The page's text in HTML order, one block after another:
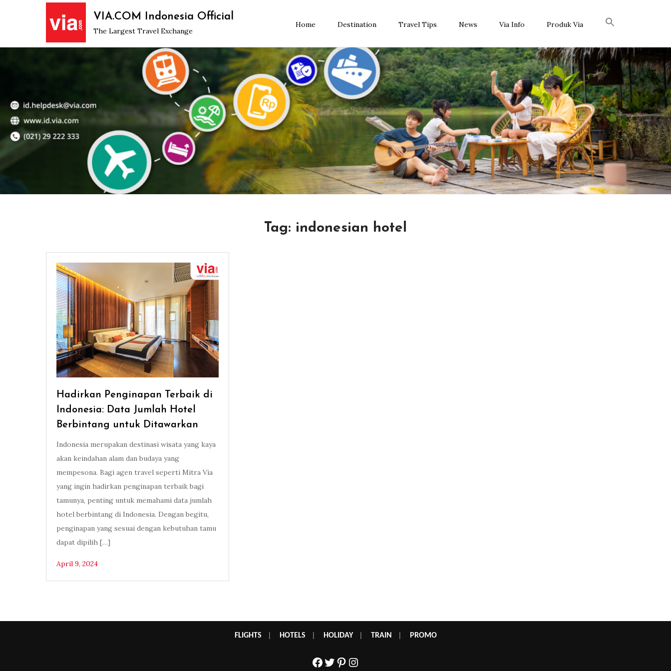
VIA.COM Indonesia Official
The Largest Travel Exchange
Home Destination Travel Tips News Via Info Produk Via
Tag: indonesian hotel
Hadirkan Penginapan Terbaik di
Indonesia: Data Jumlah Hotel
Berbintang untuk Ditawarkan
Indonesia merupakan destinasi wisata yang kaya
akan keindahan alam dan budaya yang
mempesona. Bagi agen travel seperti Mitra Via
yang ingin hadirkan penginapan terbaik bagi
tamunya, penting untuk memahami data jumlah
hotel berbintang di Indonesia. Dengan begitu,
penginapan yang sesuai dengan kebutuhan tamu
dapat dipilih […]
April 9, 2024
FLIGHTS HOTELS HOLIDAY| TRAIN PROMO
Facebook
Twitter
Pinterest
Instagram